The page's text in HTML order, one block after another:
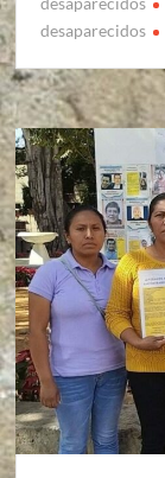
desaparecidos